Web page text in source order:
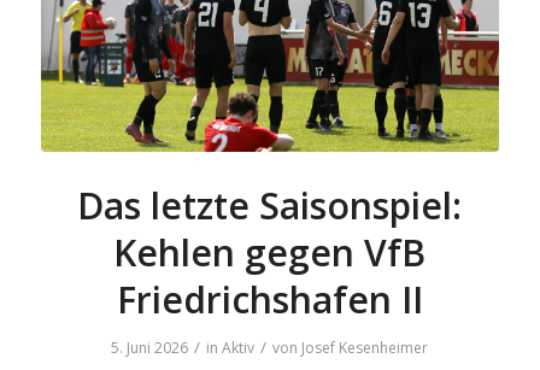
Das letzte Saisonspiel:
Kehlen gegen VfB
Friedrichshafen II
5. Juni 2026 / inAktiv / von Josef Kesenheimer